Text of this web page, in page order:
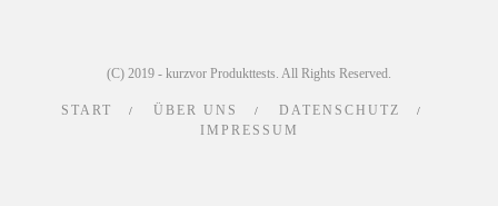
(C) 2019 - kurzvor Produkttests. All Rights Reserved.
START ÜBER UNS
DATENSCHUTZ
IMPRESSUM